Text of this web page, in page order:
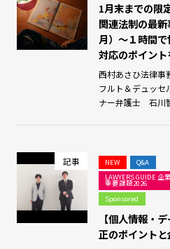
1月末までの限
関連法制の最
月）～１時間
対応のポイン
西村あさひ法律
フルト＆デュッ
ナー弁護士 石川
記事 NEW
Q&A
LAWYERS GUIDE
重要課題2026
Sponsored
【個人情報・
正のポイント